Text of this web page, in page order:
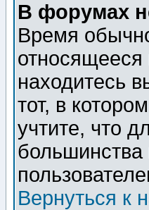
В форумах
Время
относящееся
находитесь
тот, в
учтите, что
большинства
Вернуться к